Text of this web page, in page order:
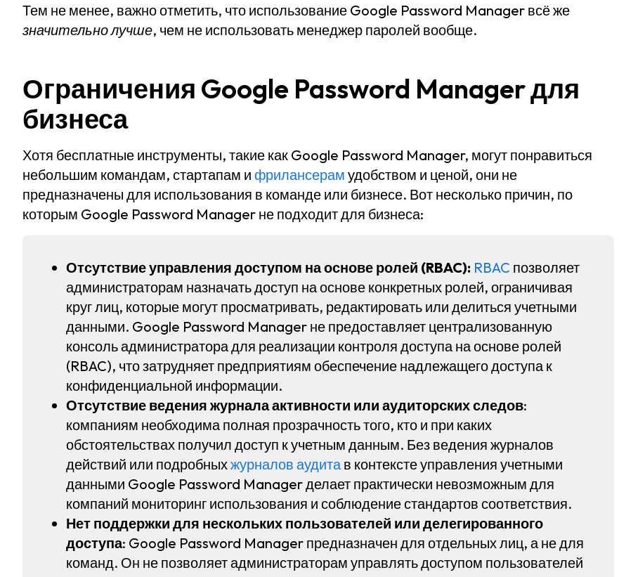
Тем не менее, важно отметить, что использование Google Password Manager всё же
значительно лучше, чем не использовать менеджер паролей вообще.
Ограничения Google Password Manager для
бизнеса
Хотя бесплатные инструменты, такие как Google Password Manager, могут понравиться
небольшим командам, стартапам и фрилансерам удобством и ценой, они не
предназначены для использования в команде или бизнесе. Вот несколько причин, по
которым Google Password Manager не подходит для бизнеса:
Отсутствие управления доступом на основе ролей (RBAC): RBAC позволяет
администраторам назначать доступ на основе конкретных ролей, ограничивая
круг лиц, которые могут просматривать, редактировать или делиться учетными
данными. Google Password Manager не предоставляет централизованную
консоль администратора для реализации контроля доступа на основе ролей
(RBAC), что затрудняет предприятиям обеспечение надлежащего доступа к
конфиденциальной информации.
Отсутствие ведения журнала активности или аудиторских следов:
компаниям необходима полная прозрачность того, кто и при каких
обстоятельствах получил доступ к учетным данным. Без ведения журналов
действий или подробныхжурналов аудита в контексте управления учетными
данными Google Password Manager делает практически невозможным для
компаний мониторинг использования и соблюдение стандартов соответствия.
Нет поддержки для нескольких пользователей или делегированного
доступа: Google Password Manager предназначен для отдельных лиц, а не для
команд. Он не позволяет администраторам управлять доступом пользователей